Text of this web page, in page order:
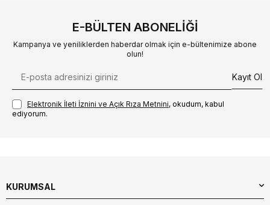
E-BÜLTEN ABONELIĞI
Kampanya ve yeniliklerden haberdar olmak için e-bültenimize abone
olun!
Kayıt Ol
Elektronik İleti İzni‌ni ve Açık Rıza Metni‌ni, okudum, kabul
ediyorum.
KURUMSAL